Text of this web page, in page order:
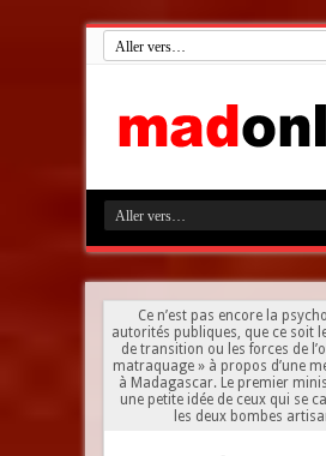
Ce n’est pas encore la
autorités publiques, que ce soit
de transition ou les forces de
matraquage » à propos d’une
à Madagascar. Le premier
une petite idée de ceux qui se
les deux bombes